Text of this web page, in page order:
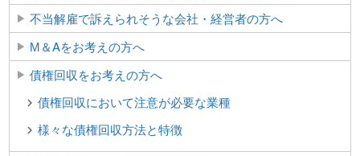
不当解雇で訴えられそうな会社・経営者の方へ
М＆Aをお考えの方へ
債権回収をお考えの方へ
債権回収において注意が必要な業種
様々な債権回収方法と特徴